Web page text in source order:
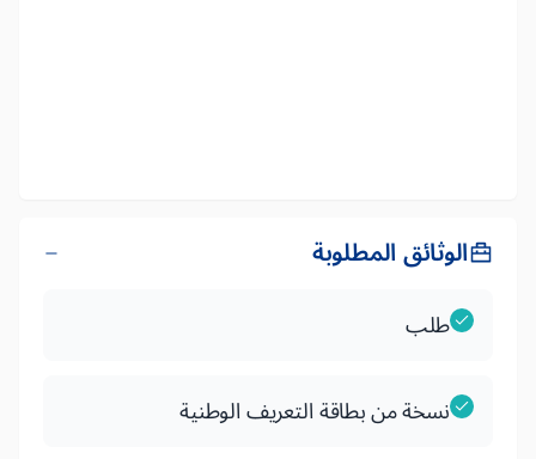
الوثائق المطلوبة
طلب
نسخة من بطاقة التعريف الوطنية